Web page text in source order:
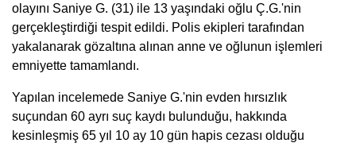
olayını Saniye G. (31) ile 13 yaşındaki oğlu Ç.G.'nin
gerçekleştirdiği tespit edildi. Polis ekipleri tarafından
yakalanarak gözaltına alınan anne ve oğlunun işlemleri
emniyette tamamlandı.
Yapılan incelemede Saniye G.'nin evden hırsızlık
suçundan 60 ayrı suç kaydı bulunduğu, hakkında
kesinleşmiş 65 yıl 10 ay 10 gün hapis cezası olduğu